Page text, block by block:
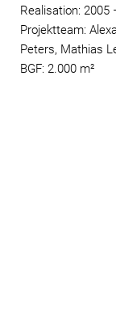
Realisation: 2005
Projektteam:
Peters, Mathias
BGF: 2.000 m²